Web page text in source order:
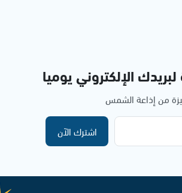
الإلكتروني يوميا
من إذاعة الشمس
اشترك الآن